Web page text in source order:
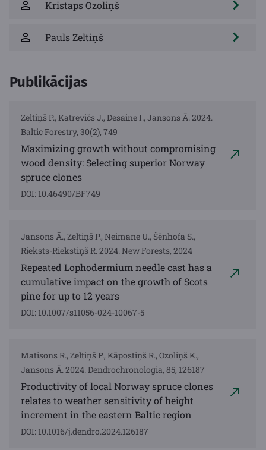
Kristaps Ozoliņš
Pauls Zeltiņš
Publikācijas
Zeltiņš P., Katrevičs J., Desaine I., Jansons Ā. 2024.
Baltic Forestry, 30(2), 749
Maximizing growth without compromising
wood density: Selecting superior Norway
spruce clones
DOI: 10.46490/BF749
Jansons Ā., Zeltiņš P., Neimane U., Šēnhofa S.,
Rieksts-Riekstiņš R. 2024. New Forests, 2024
Repeated Lophodermium needle cast has a
cumulative impact on the growth of Scots
pine for up to 12 years
DOI: 10.1007/s11056-024-10067-5
Matisons R., Zeltiņš P., Kāpostiņš R., Ozoliņš K.,
Jansons Ā. 2024. Dendrochronologia, 85, 126187
Productivity of local Norway spruce clones
relates to weather sensitivity of height
increment in the eastern Baltic region
DOI: 10.1016/j.dendro.2024.126187